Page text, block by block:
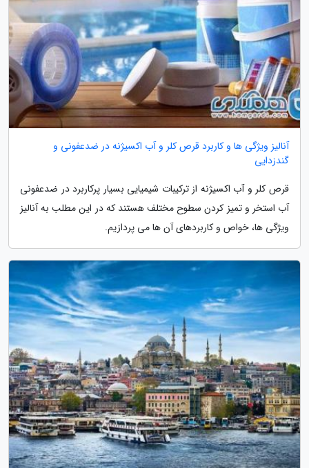
آنالیز ویژگی ها و کاربرد قرص کلر و آب اکسیژنه در ضدعفونی و
گندزدایی
قرص کلر و آب اکسیژنه از ترکیبات شیمیایی بسیار پرکاربرد در ضدعفونی
آب استخر و تمیز کردن سطوح مختلف هستند که در این مطلب به آنالیز
ویژگی ها، خواص و کاربردهای آن ها می پردازیم.